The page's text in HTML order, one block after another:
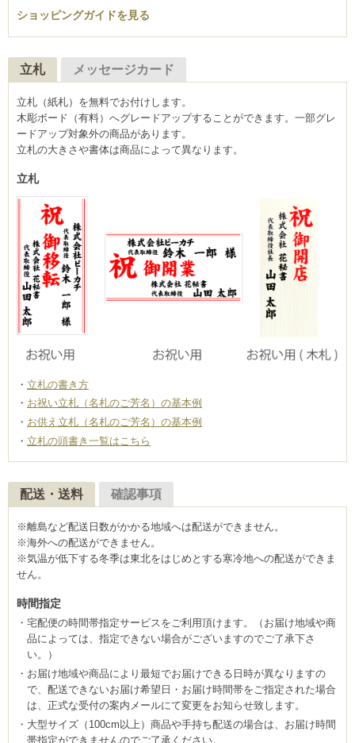
ショッピングガイドを見る
立札 メッセージカード
立札（紙札）を無料でお付けします。
木彫ボード（有料）へグレードアップすることができます。一部グレ
ードアップ対象外の商品があります。
立札の大きさや書体は商品によって異なります。
立札
立札の書き方
お祝い立札（名札のご芳名）の基本例
お供え立札（名札のご芳名）の基本例
立札の頭書き一覧はこちら
配送・送料 確認事項
※離島など配送日数がかかる地域へは配送ができません。
※海外への配送ができません。
※気温が低下する冬季は東北をはじめとする寒冷地への配送ができま
せん。
時間指定
宅配便の時間帯指定サービスをご利用頂けます。（お届け地域や商
品によっては、指定できない場合がございますのでご了承下さ
い。）
お届け地域や商品により最短でお届けできる日時が異なりますの
で、配送できないお届け希望日・お届け時間帯をご指定された場合
は、正式な受付の案内メールにて変更をお知らせ致します。
大型サイズ（100cm以上）商品や手持ち配送の場合は、お届け時間
帯指定ができませんのでご了承ください。